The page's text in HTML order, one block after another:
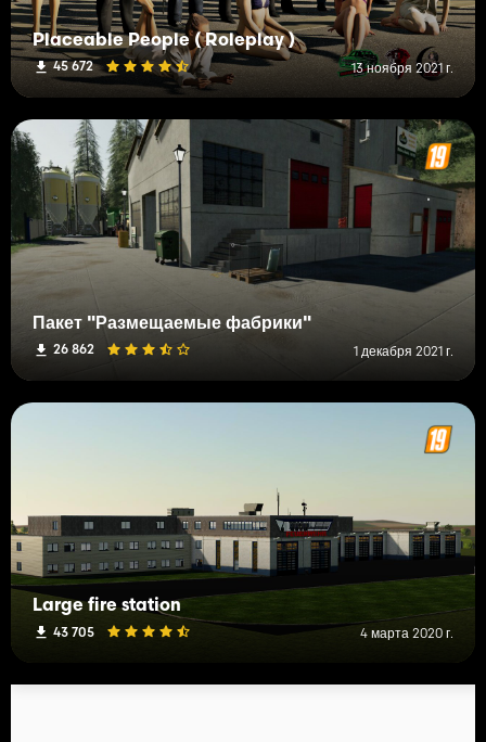
Placeable People ( Roleplay )
45 672 13 ноября 2021 г.
Пакет "Размещаемые фабрики"
26 862 1 декабря 2021 г.
Large fire station
43 705 4 марта 2020 г.